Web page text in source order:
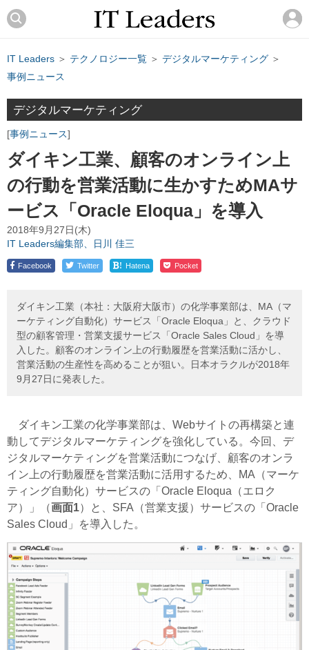
IT Leaders ＞ テクノロジー一覧 ＞ デジタルマーケティング ＞
事例ニュース
デジタルマーケティング
事例ニュース
ダイキン工業、顧客のオンライン上
の行動を営業活動に生かすためMAサ
ービス「Oracle Eloqua」を導入
2018年9月27日(木)
IT Leaders編集部、日川 佳三
Facebook Twitter ! Hatena Pocket
ダイキン工業（本社：大阪府大阪市）の化学事業部は、MA（マ
ーケティング自動化）サービス「Oracle Eloqua」と、クラウド
型の顧客管理・営業支援サービス「Oracle Sales Cloud」を導
入した。顧客のオンライン上の行動履歴を営業活動に活かし、
営業活動の生産性を高めることが狙い。日本オラクルが2018年
9月27日に発表した。
ダイキン工業の化学事業部は、Webサイトの再構築と連
動してデジタルマーケティングを強化している。今回、デ
ジタルマーケティングを営業活動につなげ、顧客のオンラ
イン上の行動履歴を営業活動に活用するため、MA（マーケ
ティング自動化）サービスの「Oracle Eloqua（エロク
ア）」（画面1）と、SFA（営業支援）サービスの「Oracle
Sales Cloud」を導入した。